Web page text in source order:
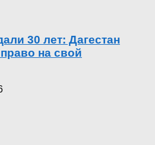
30 лет: Дагестан
на свой